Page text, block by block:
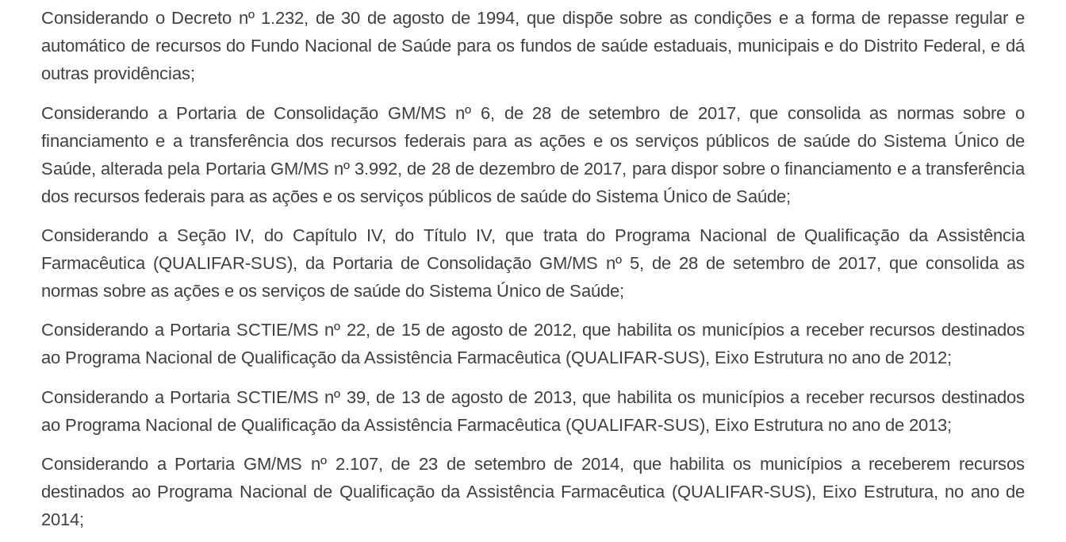
Considerando o Decreto nº 1.232, de 30 de agosto de 1994, que dispõe sobre as condições e a forma de repasse regular e
automático de recursos do Fundo Nacional de Saúde para os fundos de saúde estaduais, municipais e do Distrito Federal, e dá
outras providências;
Considerando a Portaria de Consolidação GM/MS nº 6, de 28 de setembro de 2017, que consolida as normas sobre o
financiamento e a transferência dos recursos federais para as ações e os serviços públicos de saúde do Sistema Único de
Saúde, alterada pela Portaria GM/MS nº 3.992, de 28 de dezembro de 2017, para dispor sobre o financiamento e a transferência
dos recursos federais para as ações e os serviços públicos de saúde do Sistema Único de Saúde;
Considerando a Seção IV, do Capítulo IV, do Título IV, que trata do Programa Nacional de Qualificação da Assistência
Farmacêutica (QUALIFAR-SUS), da Portaria de Consolidação GM/MS nº 5, de 28 de setembro de 2017, que consolida as
normas sobre as ações e os serviços de saúde do Sistema Único de Saúde;
Considerando a Portaria SCTIE/MS nº 22, de 15 de agosto de 2012, que habilita os municípios a receber recursos destinados
ao Programa Nacional de Qualificação da Assistência Farmacêutica (QUALIFAR-SUS), Eixo Estrutura no ano de 2012;
Considerando a Portaria SCTIE/MS nº 39, de 13 de agosto de 2013, que habilita os municípios a receber recursos destinados
ao Programa Nacional de Qualificação da Assistência Farmacêutica (QUALIFAR-SUS), Eixo Estrutura no ano de 2013;
Considerando a Portaria GM/MS nº 2.107, de 23 de setembro de 2014, que habilita os municípios a receberem recursos
destinados ao Programa Nacional de Qualificação da Assistência Farmacêutica (QUALIFAR-SUS), Eixo Estrutura, no ano de
2014;